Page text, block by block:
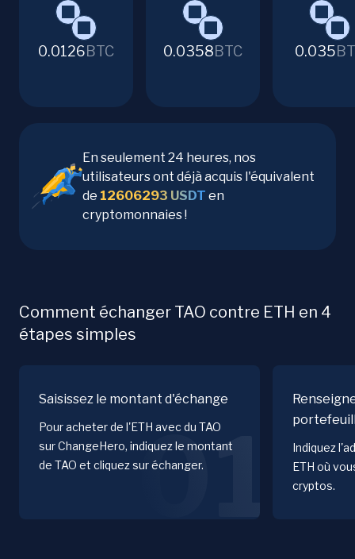
0.0126BTC 0.0358BTC 0.035
En seulement 24 heures, nos
utilisateurs ont déjà acquis l'équivalent
de 12606293 USDT en
cryptomonnaies !
Comment échanger TAO contre ETH en 4
étapes simples
Saisissez le montant d'échange
Pour acheter de l'ETH avec du TAO
sur ChangeHero, indiquez le montant
de TAO et cliquez sur échanger.
01
Indiquez
ETH où
cryptos.